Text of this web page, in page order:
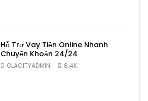
Hỗ Trợ Vay Tiền Online Nhanh
Chuyển Khoản 24/24
OLACITYADMIN 8.4K